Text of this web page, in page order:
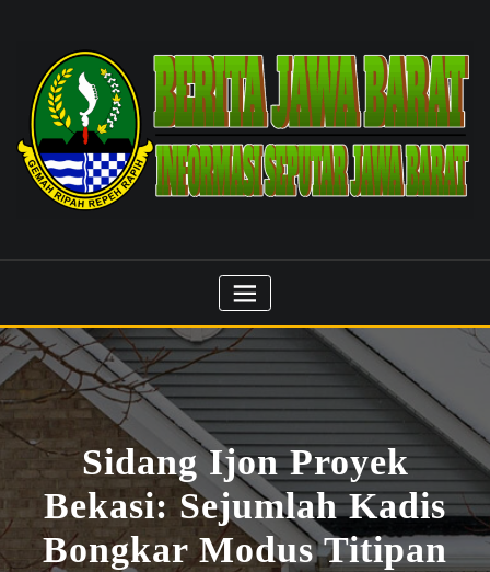
Sidang Ijon Proyek
Bekasi: Sejumlah Kadis
Bongkar Modus Titipan